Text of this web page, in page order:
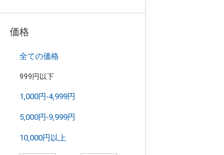
価格
全ての価格
999円以下
1,000円-4,999円
5,000円-9,999円
10,000円以上